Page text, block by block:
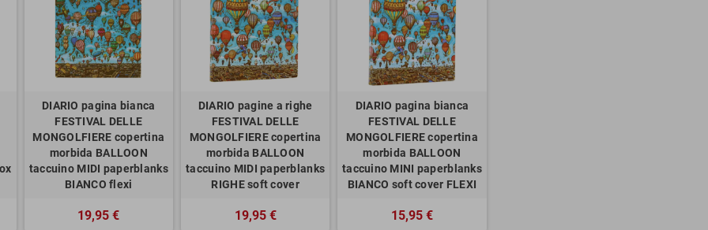
DIARIO pagina bianca
FESTIVAL DELLE
MONGOLFIERE copertina
morbida BALLOON
taccuino MIDI paperblanks
BIANCO flexi
19,95 €
DIARIO pagine a righe
FESTIVAL DELLE
MONGOLFIERE copertina
morbida BALLOON
taccuino MIDI paperblanks
RIGHE soft cover
19,95 €
DIARIO pagina bianca
FESTIVAL DELLE
MONGOLFIERE copertina
morbida BALLOON
taccuino MINI paperblanks
BIANCO soft cover FLEXI
15,95 €